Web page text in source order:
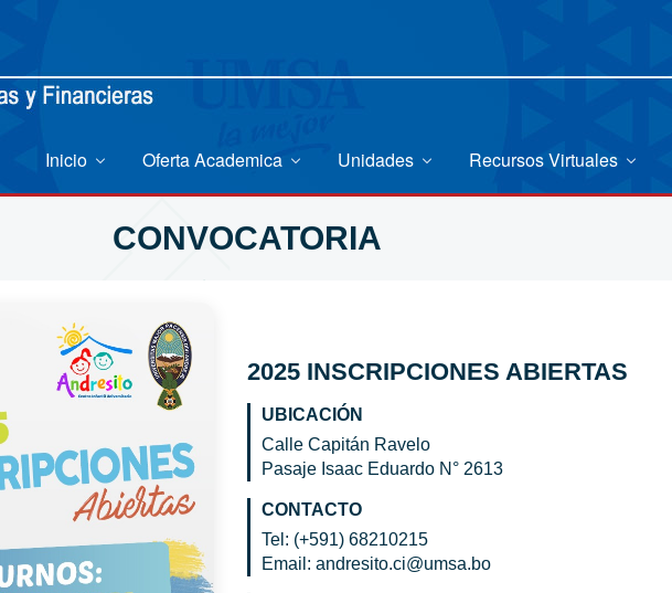
Inicio Oferta Academica Unidades Recursos Virtuales
CONVOCATORIA
2025 INSCRIPCIONES ABIERTAS
UBICACIÓN
Calle Capitán Ravelo
Pasaje Isaac Eduardo N° 2613
CONTACTO
Tel: (+591) 68210215
Email: andresito.ci@umsa.bo